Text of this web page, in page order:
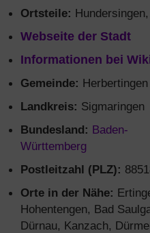
Ortsteile:
Webseite der Stadt
Informationen bei
Gemeinde: Herbertingen
Landkreis: Sigmaringen
Bundesland: Baden-
Württemberg
Postleitzahl (PLZ):
Orte in der Nähe:
Hohentengen, Bad
Dürnau, Kanzach,